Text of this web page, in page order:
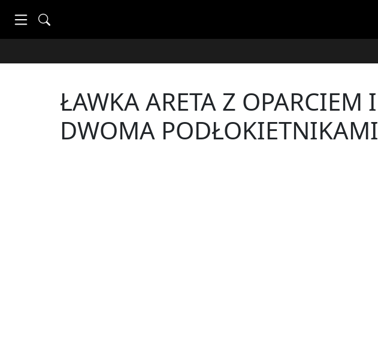
ŁAWKA ARETA Z OPARCIEM I
DWOMA PODŁOKIETNIKAMI